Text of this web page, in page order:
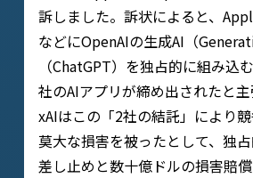
訴しました。訴状によると、
などにOpenAIの生成AI（
（ChatGPT）を独占的に組み込
社のAIアプリが締め出されたと主
xAIはこの「2社の結託」により競
莫大な損害を被ったとして、独
差し止めと数十億ドルの損害賠償